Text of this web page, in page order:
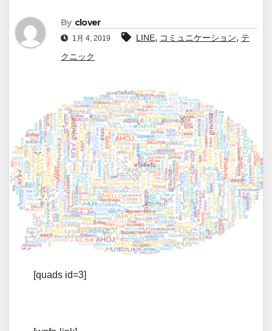
By clover
1月 4, 2019 LINE, コミュニケーション, テ
クニック
[quads id=3]